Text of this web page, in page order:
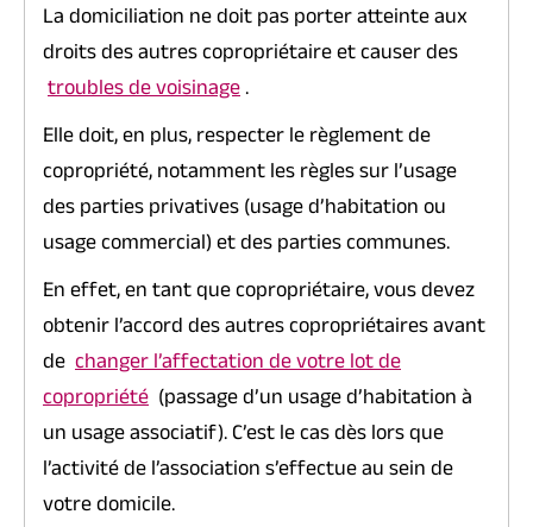
La domiciliation ne doit pas porter atteinte aux
droits des autres copropriétaire et causer des
troubles de voisinage.
Elle doit, en plus, respecter le règlement de
copropriété, notamment les règles sur l’usage
des parties privatives (usage d’habitation ou
usage commercial) et des parties communes.
En effet, en tant que copropriétaire, vous devez
obtenir l’accord des autres copropriétaires avant
de changer l’affectation de votre lot de
copropriété (passage d’un usage d’habitation à
un usage associatif). C’est le cas dès lors que
l’activité de l’association s’effectue au sein de
votre domicile.